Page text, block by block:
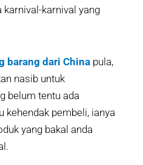
karnival yang
barang dari China pula,
nasib untuk
belum tentu ada
kehendak pembeli, ianya
yang bakal anda